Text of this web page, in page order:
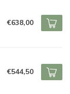
€638,00
€544,50